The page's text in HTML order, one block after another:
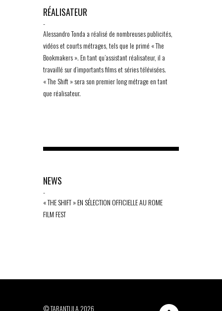
RÉALISATEUR
-
Alessandro Tonda a réalisé de nombreuses publicités,
vidéos et courts métrages, tels que le primé « The
Bookmakers ». En tant qu’assistant réalisateur, il a
travaillé sur d’importants films et séries télévisées.
« The Shift » sera son premier long métrage en tant
que réalisateur.
NEWS
-
« THE SHIFT » EN SÉLECTION OFFICIELLE AU ROME
FILM FEST
© TARANTULA 2026